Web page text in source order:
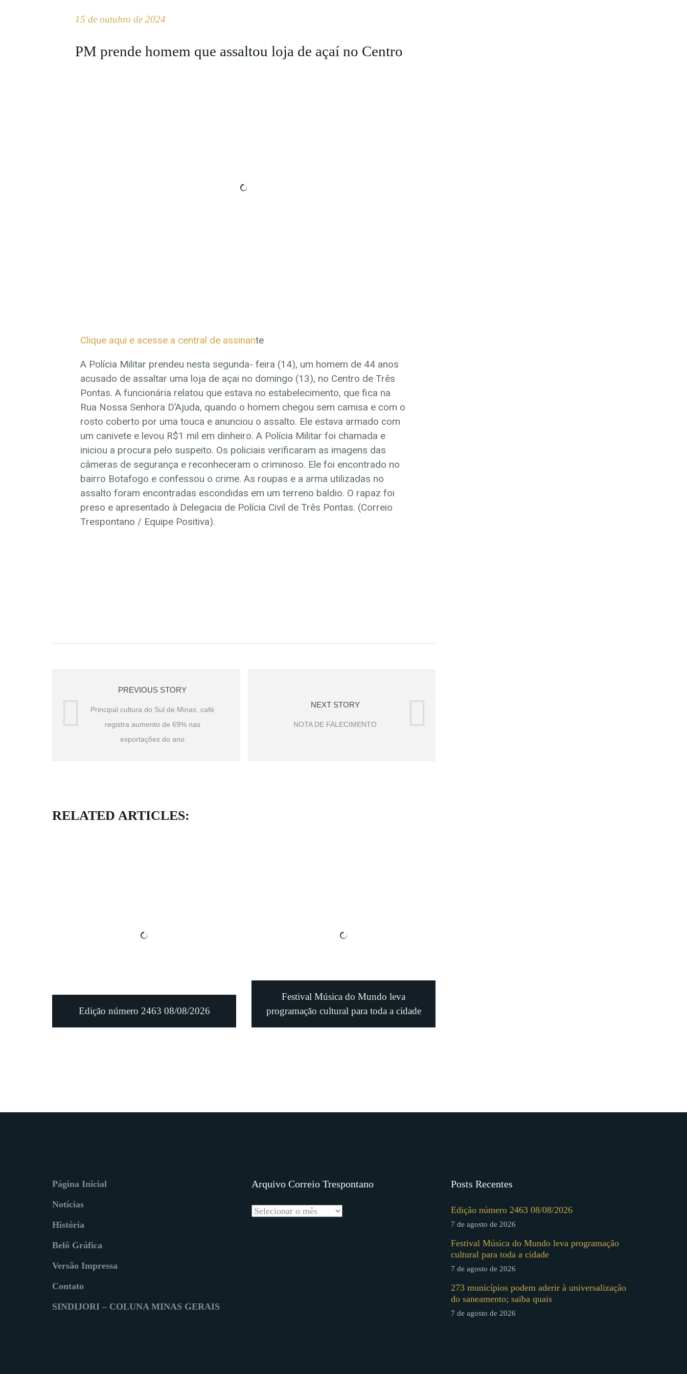
15 de outubro de 2024
PM prende homem que assaltou loja de açaí no Centro
Clique aqui e acesse a central de assinante
A Polícia Militar prendeu nesta segunda- feira (14), um homem de 44 anos
acusado de assaltar uma loja de açai no domingo (13), no Centro de Três
Pontas. A funcionária relatou que estava no estabelecimento, que fica na
Rua Nossa Senhora D’Ajuda, quando o homem chegou sem camisa e com o
rosto coberto por uma touca e anunciou o assalto. Ele estava armado com
um canivete e levou R$1 mil em dinheiro. A Polícia Militar foi chamada e
iniciou a procura pelo suspeito. Os policiais verificaram as imagens das
câmeras de segurança e reconheceram o criminoso. Ele foi encontrado no
bairro Botafogo e confessou o crime. As roupas e a arma utilizadas no
assalto foram encontradas escondidas em um terreno baldio. O rapaz foi
preso e apresentado à Delegacia de Polícia Civil de Três Pontas. (Correio
Trespontano / Equipe Positiva).
PREVIOUS STORY
Principal cultura do Sul de Minas, café
registra aumento de 69% nas
exportações do ano
NEXT STORY
NOTA DE FALECIMENTO
RELATED ARTICLES:
Edição número 2463 08/08/2026
Festival Música do Mundo leva
programação cultural para toda a cidade
Página Inicial
Notícias
História
Belô Gráfica
Versão Impressa
Contato
SINDIJORI – COLUNA MINAS GERAIS
Arquivo Correio Trespontano Posts Recentes
Edição número 2463 08/08/2026
7 de agosto de 2026
Festival Música do Mundo leva programação
cultural para toda a cidade
7 de agosto de 2026
273 municípios podem aderir à universalização
do saneamento; saiba quais
7 de agosto de 2026